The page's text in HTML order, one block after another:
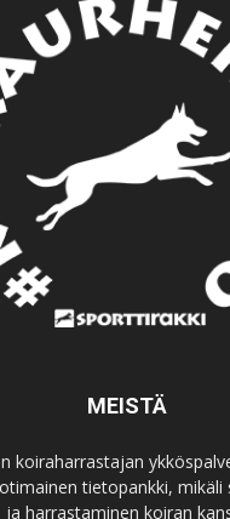
MEISTÄ
koiraharrastajan
tietopankki, mikäli
harrastaminen koiran